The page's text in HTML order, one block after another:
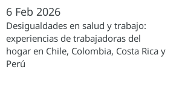
6 Feb 2026
Desigualdades en salud y trabajo:
experiencias de trabajadoras del
hogar en Chile, Colombia, Costa Rica y
Perú